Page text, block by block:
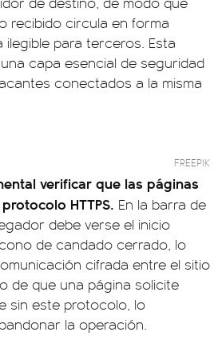
recibido circula en forma
para terceros. Esta
capa esencial de seguridad
conectados a la misma
FREEPIK
verificar que las páginas
HTTPS. En la barra de
debe verse el inicio
de candado cerrado, lo
cifrada entre el sitio
de que una página solicite
sin este protocolo, lo
la operación.